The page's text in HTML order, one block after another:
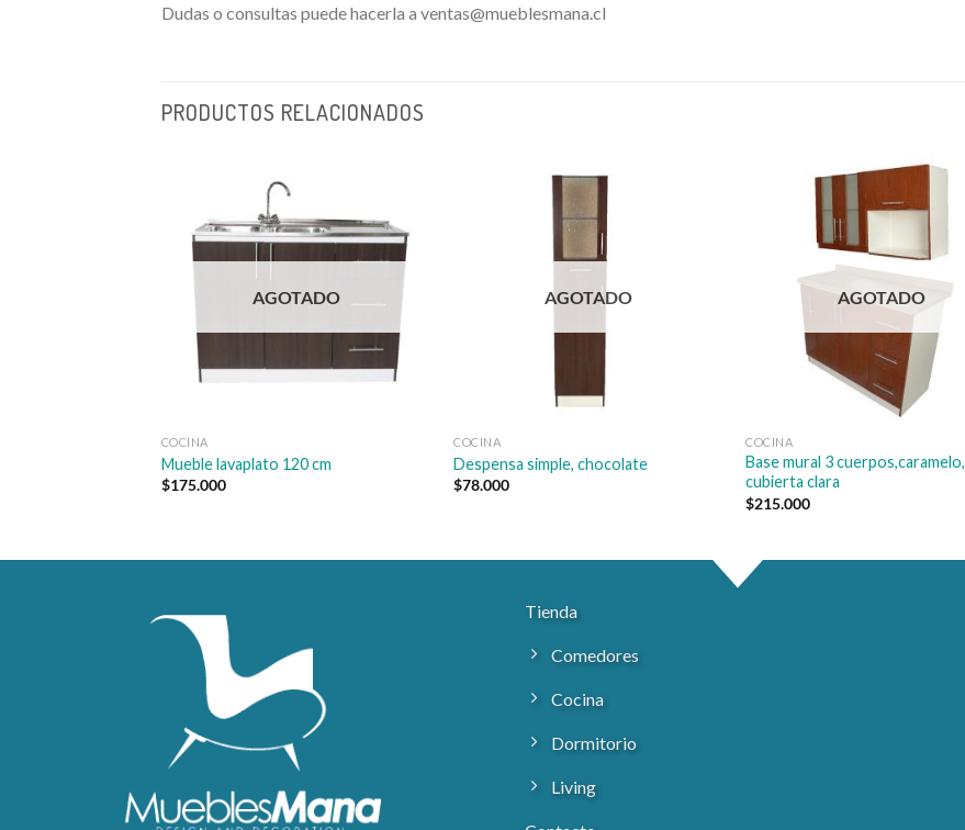
Dudas o consultas puede hacerla a ventas@mueblesmana.cl
PRODUCTOS RELACIONADOS
AGOTADO
COCINA
Mueble lavaplato 120 cm
$175.000
AGOTADO
COCINA
Despensa simple, chocolate
$78.000
AGOTADO
COCINA
Base mural 3 cuerpos,caramelo,
cubierta clara
$215.000
Tienda
Comedores
Cocina
Dormitorio
Living